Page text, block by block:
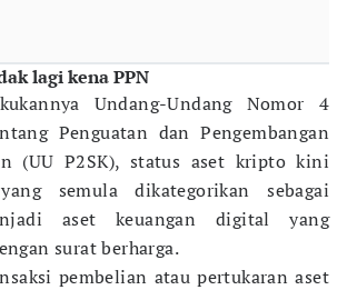
lagi kena PPN
Undang-Undang Nomor 4
Penguatan dan Pengembangan
(UU P2SK), status aset kripto kini
semula dikategorikan sebagai
aset keuangan digital yang
surat berharga.
pembelian atau pertukaran aset